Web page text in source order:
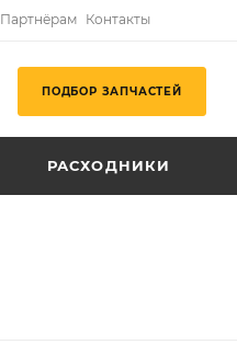
Партнёрам Контакты
ПОДБОР ЗАПЧАСТЕЙ
РАСХОДНИКИ